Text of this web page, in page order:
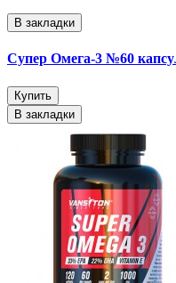
В закладки
Супер Омега-3 №60
Купить
В закладки